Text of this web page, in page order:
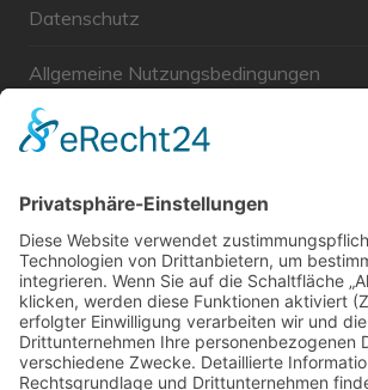
Datenschutz
Allgemeine Nutzungsbedingungen
Links
Unabhängige
Wir sind ein Querschnitt der
Alters, der Berufe, Herkunft, Interessen
Bei uns kann man nicht Mitglied